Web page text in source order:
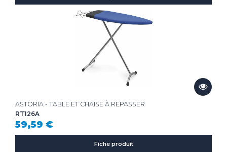
ASTORIA - TABLE ET CHAISE À REPASSER
RT126A
59,59 €
Fiche produit